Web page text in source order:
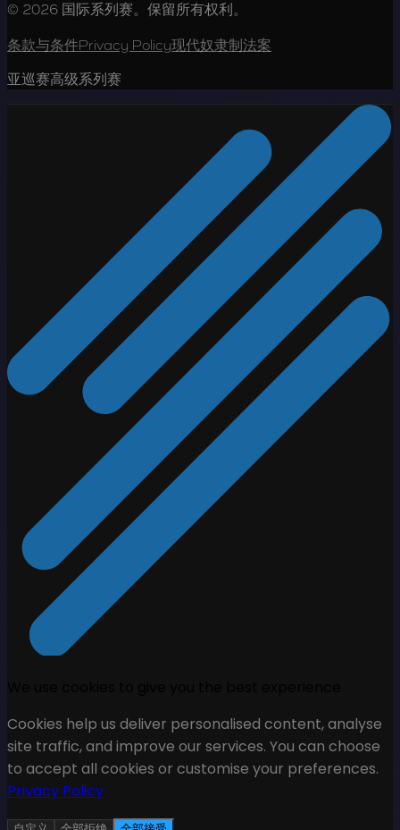
© 2026 国际系列赛。保留所有权利。
条款与条件Privacy Policy现代奴隶制法案
亚巡赛高级系列赛
Cookies help us deliver personalised content, analyse
site traffic, and improve our services. You can choose
to accept all cookies or customise your preferences.
Privacy Policy